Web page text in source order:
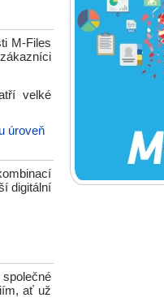
M-Files
velké
úroveň
digitální
ať už